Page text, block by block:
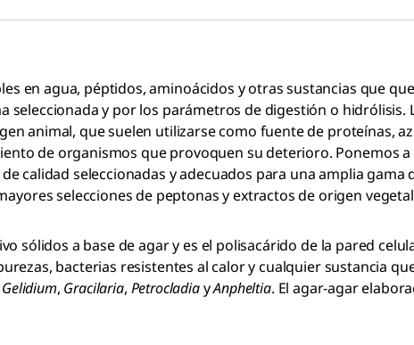
en agua, péptidos, aminoácidos y otras sustancias que
seleccionada y por los parámetros de digestión o
animal, que suelen utilizarse como fuente de proteínas,
de organismos que provoquen su deterioro. Ponemos
calidad seleccionadas y adecuados para una amplia
selecciones de peptonas y extractos de origen
sólidos a base de agar y es el polisacárido de la pared
bacterias resistentes al calor y cualquier sustancia
Gelidium, Gracilaria, PetrocladiayAnpheltia. El agar-agar